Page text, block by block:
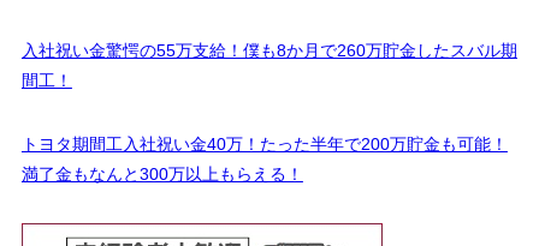
入社祝い金驚愕の55万支給！僕も8か月で260万貯金したスバル期
間工！
トヨタ期間工入社祝い金40万！たった半年で200万貯金も可能！
満了金もなんと300万以上もらえる！